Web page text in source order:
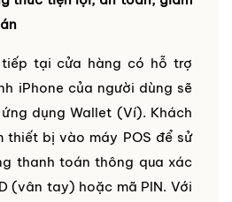
tiếp tại cửa hàng có hỗ trợ
iPhone của người dùng sẽ
dụng Wallet (Ví). Khách
thiết bị vào máy POS để sử
thanh toán thông qua xác
(vân tay) hoặc mã PIN. Với